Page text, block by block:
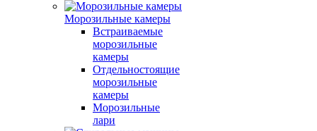
Морозильные камеры
Встраиваемые
морозильные
камеры
Отдельностоящие
морозильные
камеры
Морозильные
лари